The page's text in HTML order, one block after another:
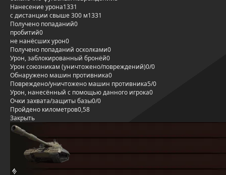
Нанесение урона1331
с дистанции свыше 300 м1331
Получено попаданий0
пробитий0
не нанёсших урон0
Получено попаданий осколками0
Урон, заблокированный бронёй0
Урон союзникам (уничтожено/повреждений)0/0
Обнаружено машин противника0
Повреждено/уничтожено машин противника5/0
Урон, нанесённый с помощью данного игрока0
Очки захвата/защиты базы0/0
Пройдено километров0,58
Закрыть